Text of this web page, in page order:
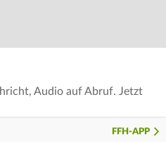
Audio auf Abruf. Jetzt
FFH-APP